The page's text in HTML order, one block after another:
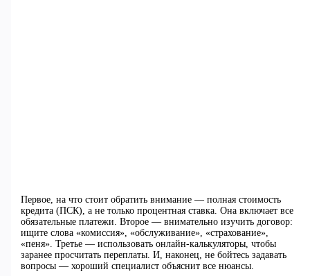
Первое, на что стоит обратить внимание — полная стоимость
кредита (ПСК), а не только процентная ставка. Она включает все
обязательные платежи. Второе — внимательно изучить договор:
ищите слова «комиссия», «обслуживание», «страхование»,
«пеня». Третье — использовать онлайн-калькуляторы, чтобы
заранее просчитать переплаты. И, наконец, не бойтесь задавать
вопросы — хороший специалист объяснит все нюансы.